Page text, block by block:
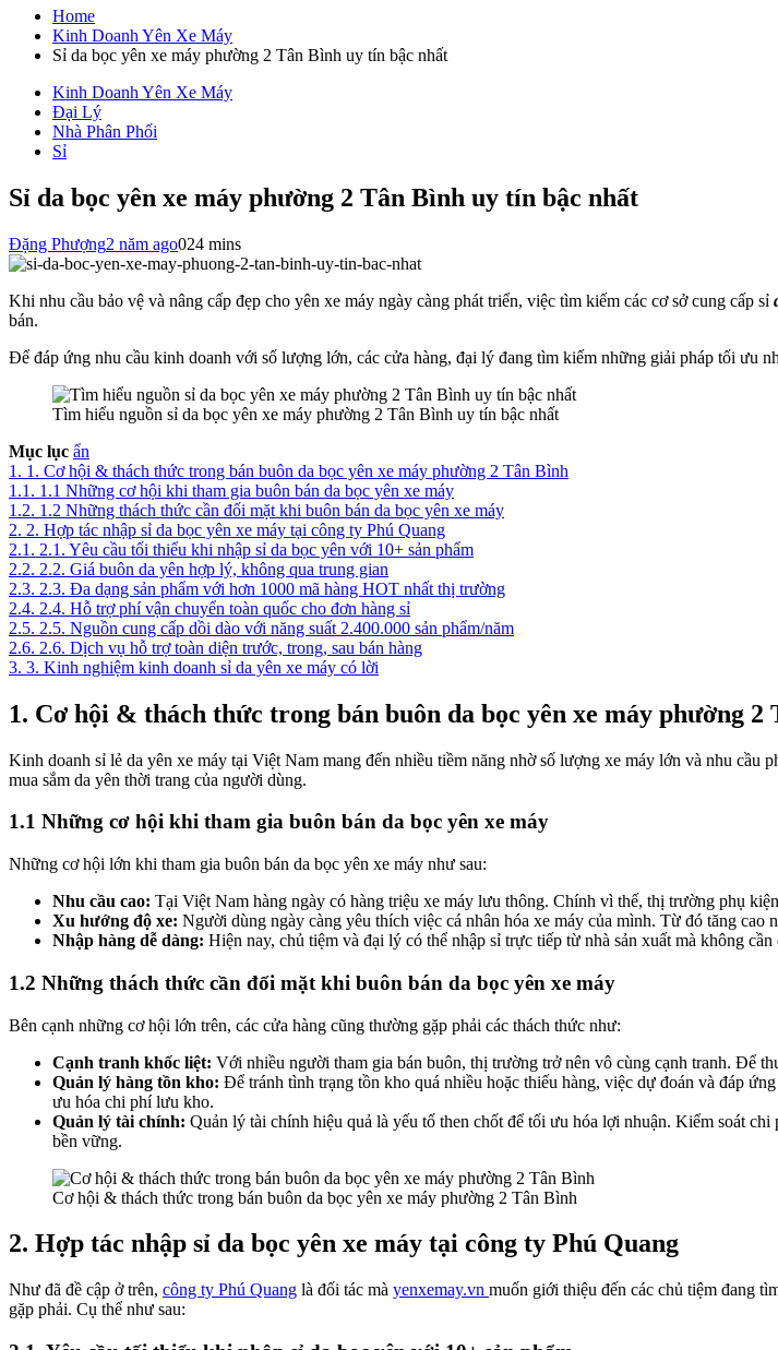
cho:
Home
Kinh Doanh Yên Xe Máy
Sỉ da bọc yên xe máy phường 2 Tân Bình uy tín bậc nhất
Kinh Doanh Yên Xe Máy
Đại Lý
Nhà Phân Phối
Sỉ
Sỉ da bọc yên xe máy phường 2 Tân Bình uy tín bậc nhất
Đặng Phượng2 năm ago024 mins
Khi nhu cầu bảo vệ và nâng cấp đẹp cho yên xe máy ngày càng phát triển, việc tìm kiếm các cơ sở cung cấp sỉ
bán.
Để đáp ứng nhu cầu kinh doanh với số lượng lớn, các cửa hàng, đại lý đang tìm kiếm những giải pháp tối ưu
Tìm hiểu nguồn sỉ da bọc yên xe máy phường 2 Tân Bình uy tín bậc nhất
Mục lục ẩn
1. 1. Cơ hội & thách thức trong bán buôn da bọc yên xe máy phường 2 Tân Bình
1.1. 1.1 Những cơ hội khi tham gia buôn bán da bọc yên xe máy
1.2. 1.2 Những thách thức cần đối mặt khi buôn bán da bọc yên xe máy
2. 2. Hợp tác nhập sỉ da bọc yên xe máy tại công ty Phú Quang
2.1. 2.1. Yêu cầu tối thiểu khi nhập sỉ da bọc yên với 10+ sản phẩm
2.2. 2.2. Giá buôn da yên hợp lý, không qua trung gian
2.3. 2.3. Đa dạng sản phẩm với hơn 1000 mã hàng HOT nhất thị trường
2.4. 2.4. Hỗ trợ phí vận chuyển toàn quốc cho đơn hàng sỉ
2.5. 2.5. Nguồn cung cấp dồi dào với năng suất 2.400.000 sản phẩm/năm
2.6. 2.6. Dịch vụ hỗ trợ toàn diện trước, trong, sau bán hàng
3. 3. Kinh nghiệm kinh doanh sỉ da yên xe máy có lời
1. Cơ hội & thách thức trong bán buôn da bọc yên xe máy phường 2
Kinh doanh sỉ lẻ da yên xe máy tại Việt Nam mang đến nhiều tiềm năng nhờ số lượng xe máy lớn và nhu
mua sắm da yên thời trang của người dùng.
1.1 Những cơ hội khi tham gia buôn bán da bọc yên xe máy
Những cơ hội lớn khi tham gia buôn bán da bọc yên xe máy như sau:
Nhu cầu cao: Tại Việt Nam hàng ngày có hàng triệu xe máy lưu thông. Chính vì thế, thị trường phụ
Xu hướng độ xe: Người dùng ngày càng yêu thích việc cá nhân hóa xe máy của mình. Từ đó tăng cao
Nhập hàng dễ dàng: Hiện nay, chủ tiệm và đại lý có thể nhập sỉ trực tiếp từ nhà sản xuất mà không
1.2 Những thách thức cần đối mặt khi buôn bán da bọc yên xe máy
Bên cạnh những cơ hội lớn trên, các cửa hàng cũng thường gặp phải các thách thức như:
Cạnh tranh khốc liệt: Với nhiều người tham gia bán buôn, thị trường trở nên vô cùng cạnh tranh. Để
Quản lý hàng tồn kho: Để tránh tình trạng tồn kho quá nhiều hoặc thiếu hàng, việc dự đoán và đáp
ưu hóa chi phí lưu kho.
Quản lý tài chính: Quản lý tài chính hiệu quả là yếu tố then chốt để tối ưu hóa lợi nhuận. Kiểm soát
bền vững.
Cơ hội & thách thức trong bán buôn da bọc yên xe máy phường 2 Tân Bình
2. Hợp tác nhập sỉ da bọc yên xe máy tại công ty Phú Quang
Như đã đề cập ở trên, công ty Phú Quang là đối tác mà yenxemay.vn muốn giới thiệu đến các chủ tiệm đang
gặp phải. Cụ thể như sau: